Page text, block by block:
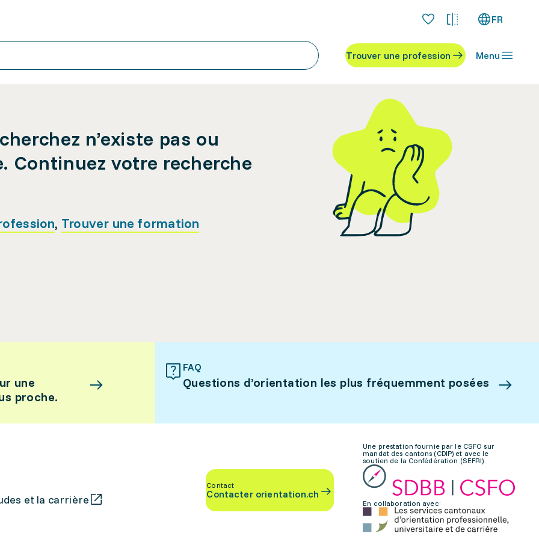
FR
Trouver une profession Menu
n’existe pas ou
Continuez votre recherche
, Trouver une formation
une
proche.
FAQ
Questions d’orientation les plus fréquemment posées
et la carrière
Contact
Contacter orientation.ch
Une prestation fournie par le CSFO sur
mandat des cantons (CDIP) et avec le
soutien de la Confédération (SEFRI)
En collaboration avec: